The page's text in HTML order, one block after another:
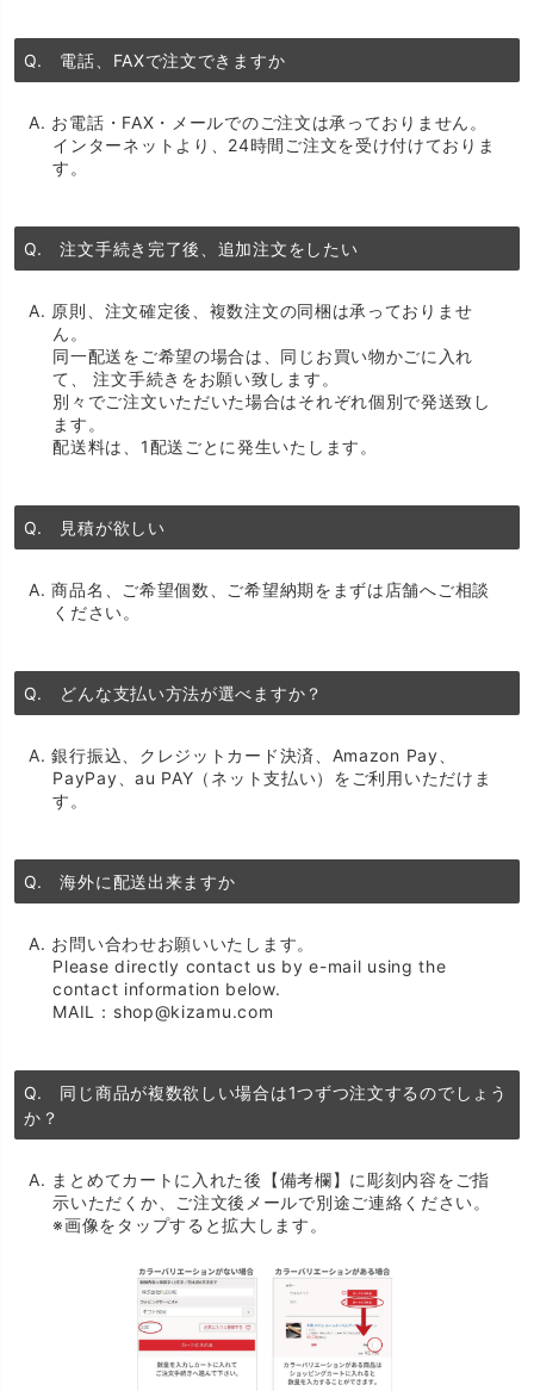
Q. 電話、FAXで注文できますか
A. お電話・FAX・メールでのご注文は承っておりません。
インターネットより、24時間ご注文を受け付けておりま
す。
Q. 注文手続き完了後、追加注文をしたい
A. 原則、注文確定後、複数注文の同梱は承っておりませ
ん。
同一配送をご希望の場合は、同じお買い物かごに入れ
て、 注文手続きをお願い致します。
別々でご注文いただいた場合はそれぞれ個別で発送致し
ます。
配送料は、1配送ごとに発生いたします。
Q. 見積が欲しい
A. 商品名、ご希望個数、ご希望納期をまずは店舗へご相談
ください。
Q. どんな支払い方法が選べますか？
A.銀行振込、クレジットカード決済、Amazon Pay、
PayPay、au PAY（ネット支払い）をご利用いただけま
す。
Q. 海外に配送出来ますか
A. お問い合わせお願いいたします。
Please directly contact us by e-mail using the
contact information below.
MAIL：shop@kizamu.com
Q. 同じ商品が複数欲しい場合は1つずつ注文するのでしょう
か？
A. まとめてカートに入れた後【備考欄】に彫刻内容をご指
示いただくか、ご注文後メールで別途ご連絡ください。
※画像をタップすると拡大します。